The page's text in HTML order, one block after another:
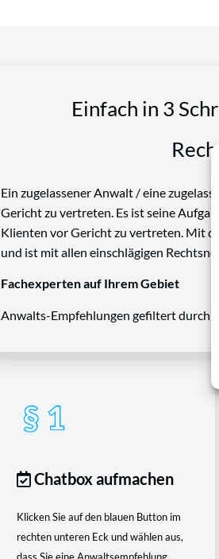
Einfach in 3
Ein zugelassener Anwalt / eine
Gericht zu vertreten. Es ist seine
Klienten vor Gericht zu vertreten. Mit
und ist mit allen einschlägigen
Fachexperten auf Ihrem Gebiet
Anwalts-Empfehlungen gefiltert durch
Chatbox aufmachen
Klicken Sie auf den blauen Button im
rechten unteren Eck und wählen aus,